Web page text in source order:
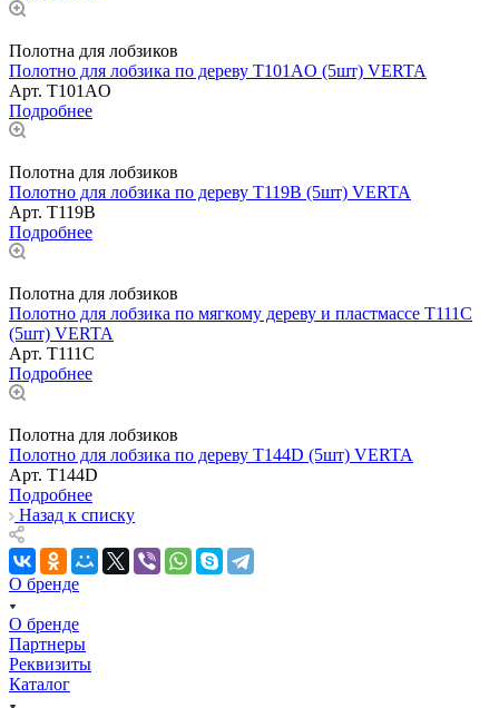
Полотна для лобзиков
Полотно для лобзика по дереву T101AO (5шт) VERTA
Арт. T101AO
Подробнее
Полотна для лобзиков
Полотно для лобзика по дереву T119B (5шт) VERTA
Арт. T119B
Подробнее
Полотна для лобзиков
Полотно для лобзика по мягкому дереву и пластмассе T111C
(5шт) VERTA
Арт. T111C
Подробнее
Полотна для лобзиков
Полотно для лобзика по дереву T144D (5шт) VERTA
Арт. T144D
Подробнее
Назад к списку
О бренде
О бренде
Партнеры
Реквизиты
Каталог